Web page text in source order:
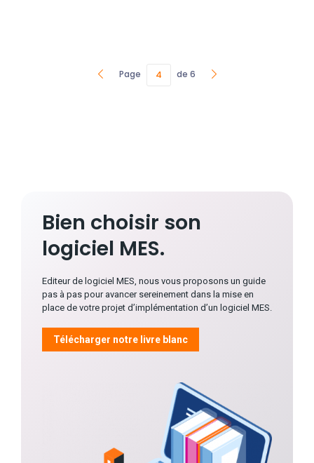
Page de 6
Bien choisir son
logiciel MES.
Editeur de logiciel MES, nous vous proposons un guide
pas à pas pour avancer sereinement dans la mise en
place de votre projet d’implémentation d’un logiciel MES.
Télécharger notre livre blanc